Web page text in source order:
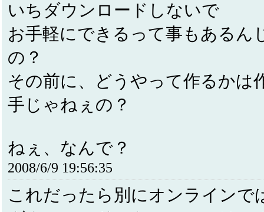
いちダウンロードしないで
お手軽にできるって事もあるん
の？
その前に、どうやって作るかは
手じゃねぇの？
ねぇ、なんで？
2008/6/9 19:56:35
これだったら別にオンラインで